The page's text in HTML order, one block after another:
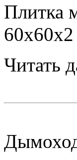
Плитка
60x60x2
Читать